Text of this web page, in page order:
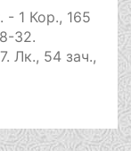
- 1 Кор., 165
32.
Лк., 54 зач.,